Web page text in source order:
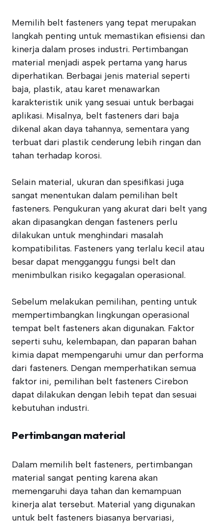
Memilih belt fasteners yang tepat merupakan
langkah penting untuk memastikan efisiensi dan
kinerja dalam proses industri. Pertimbangan
material menjadi aspek pertama yang harus
diperhatikan. Berbagai jenis material seperti
baja, plastik, atau karet menawarkan
karakteristik unik yang sesuai untuk berbagai
aplikasi. Misalnya, belt fasteners dari baja
dikenal akan daya tahannya, sementara yang
terbuat dari plastik cenderung lebih ringan dan
tahan terhadap korosi.
Selain material, ukuran dan spesifikasi juga
sangat menentukan dalam pemilihan belt
fasteners. Pengukuran yang akurat dari belt yang
akan dipasangkan dengan fasteners perlu
dilakukan untuk menghindari masalah
kompatibilitas. Fasteners yang terlalu kecil atau
besar dapat mengganggu fungsi belt dan
menimbulkan risiko kegagalan operasional.
Sebelum melakukan pemilihan, penting untuk
mempertimbangkan lingkungan operasional
tempat belt fasteners akan digunakan. Faktor
seperti suhu, kelembapan, dan paparan bahan
kimia dapat mempengaruhi umur dan performa
dari fasteners. Dengan memperhatikan semua
faktor ini, pemilihan belt fasteners Cirebon
dapat dilakukan dengan lebih tepat dan sesuai
kebutuhan industri.
Pertimbangan material
Dalam memilih belt fasteners, pertimbangan
material sangat penting karena akan
memengaruhi daya tahan dan kemampuan
kinerja alat tersebut. Material yang digunakan
untuk belt fasteners biasanya bervariasi,